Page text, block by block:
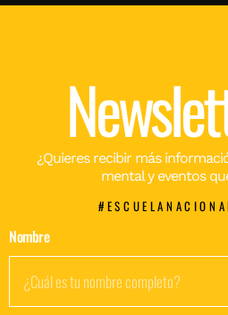
¿Quieres recibir más
mental y eventos
Nombre